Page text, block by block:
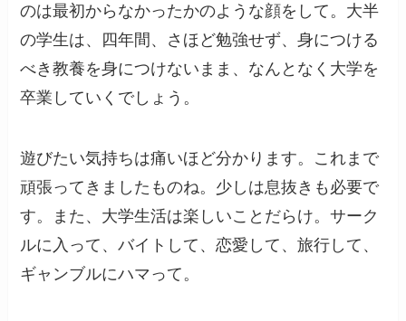
のは最初からなかったかのような顔をして。大半
の学生は、四年間、さほど勉強せず、身につける
べき教養を身につけないまま、なんとなく大学を
卒業していくでしょう。
遊びたい気持ちは痛いほど分かります。これまで
頑張ってきましたものね。少しは息抜きも必要で
す。また、大学生活は楽しいことだらけ。サーク
ルに入って、バイトして、恋愛して、旅行して、
ギャンブルにハマって。